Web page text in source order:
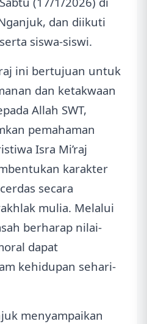
dan diikuti
siswa-siswi.
ini bertujuan untuk
dan ketakwaan
Allah SWT,
pemahaman
Isra Mi’raj
karakter
secara
mulia. Melalui
berharap nilai-
dapat
kehidupan sehari-
menyampaikan